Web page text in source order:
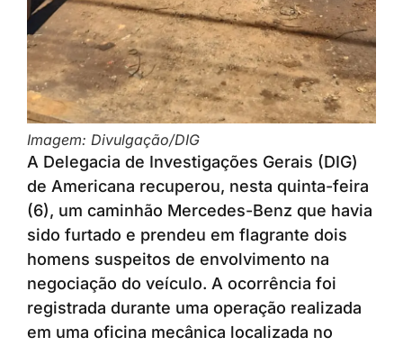
Imagem: Divulgação/DIG
A Delegacia de Investigações Gerais (DIG)
de Americana recuperou, nesta quinta-feira
(6), um caminhão Mercedes-Benz que havia
sido furtado e prendeu em flagrante dois
homens suspeitos de envolvimento na
negociação do veículo. A ocorrência foi
registrada durante uma operação realizada
em uma oficina mecânica localizada no